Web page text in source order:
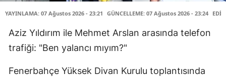
YAYINLAMA: 07 Ağustos 2026 - 23:21 GÜNCELLEME: 07 Ağustos 2026 - 23:24
Aziz Yıldırım ile Mehmet Arslan arasında telefon
trafiği: "Ben yalancı mıyım?"
Fenerbahçe Yüksek Divan Kurulu toplantısında